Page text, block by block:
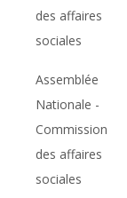
des affaires
sociales
Assemblée
Nationale -
Commission
des affaires
sociales